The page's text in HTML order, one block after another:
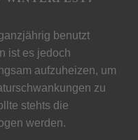
benutzt
ist es jedoch
aufzuheizen, um
zu
stehts die
werden.